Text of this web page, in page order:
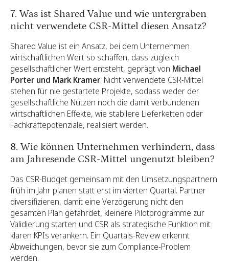
7. Was ist Shared Value und wie untergraben
nicht verwendete CSR-Mittel diesen Ansatz?
Shared Value ist ein Ansatz, bei dem Unternehmen
wirtschaftlichen Wert so schaffen, dass zugleich
gesellschaftlicher Wert entsteht, geprägt von Michael
Porter und Mark Kramer. Nicht verwendete CSR-Mittel
stehen für nie gestartete Projekte, sodass weder der
gesellschaftliche Nutzen noch die damit verbundenen
wirtschaftlichen Effekte, wie stabilere Lieferketten oder
Fachkräftepotenziale, realisiert werden.
8. Wie können Unternehmen verhindern, dass
am Jahresende CSR-Mittel ungenutzt bleiben?
Das CSR-Budget gemeinsam mit den Umsetzungspartnern
früh im Jahr planen statt erst im vierten Quartal. Partner
diversifizieren, damit eine Verzögerung nicht den
gesamten Plan gefährdet, kleinere Pilotprogramme zur
Validierung starten und CSR als strategische Funktion mit
klaren KPIs verankern. Ein Quartals-Review erkennt
Abweichungen, bevor sie zum Compliance-Problem
werden.